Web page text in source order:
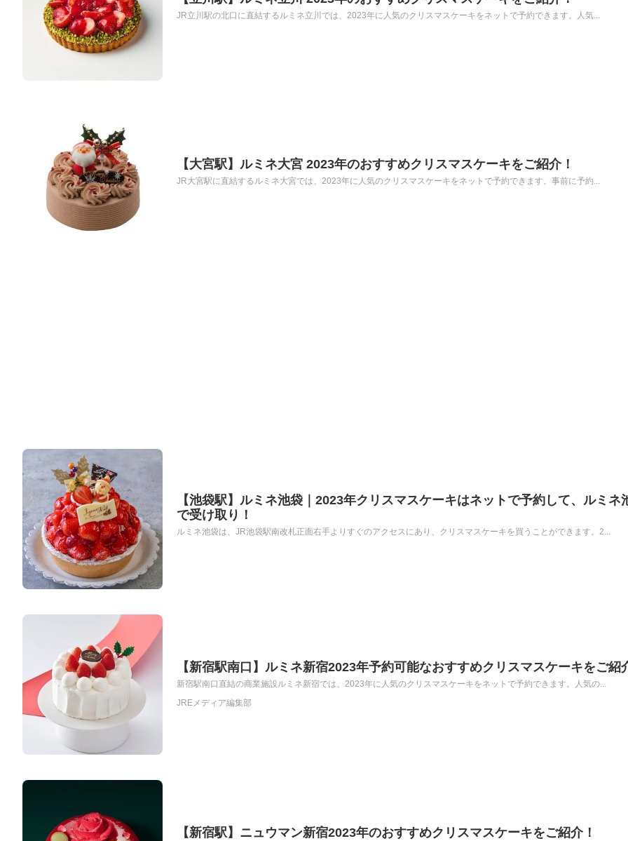
JR立川駅の北口に直結するルミネ立川では、2023年に人気のクリスマスケーキをネットで予約できます。人気...
【大宮駅】ルミネ大宮 2023年のおすすめクリスマスケーキをご紹介！
JR大宮駅に直結するルミネ大宮では、2023年に人気のクリスマスケーキをネットで予約できます。事前に予約...
【池袋駅】ルミネ池袋｜2023年クリスマスケーキはネットで予約して、ルミネ
で受け取り！
ルミネ池袋は、JR池袋駅南改札正面右手よりすぐのアクセスにあり、クリスマスケーキを買うことができます。2...
【新宿駅南口】ルミネ新宿2023年予約可能なおすすめクリスマスケーキをご紹
新宿駅南口直結の商業施設ルミネ新宿では、2023年に人気のクリスマスケーキをネットで予約できます。人気の...
JREメディア編集部
【新宿駅】ニュウマン新宿2023年のおすすめクリスマスケーキをご紹介！